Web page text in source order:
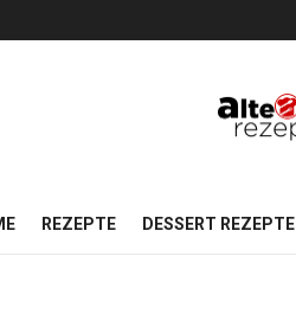
REZEPTE DESSERT REZEPTE